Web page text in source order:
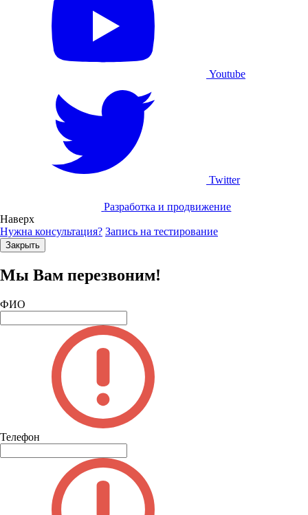
Youtube
Twitter
Разработка и продвижение
Наверх
Нужна консультация? Запись на тестирование
Закрыть
Мы Вам перезвоним!
ФИО
Телефон